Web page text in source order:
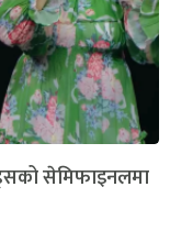
सेमिफाइनलमा